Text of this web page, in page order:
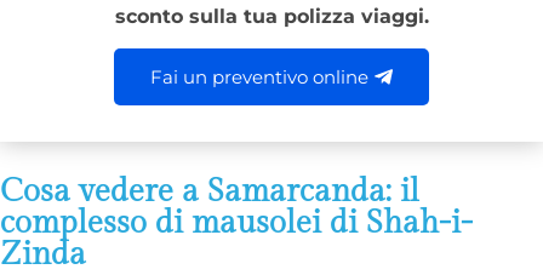
sconto sulla tua polizza viaggi.
Fai un preventivo online
Cosa vedere a Samarcanda: il
complesso di mausolei di Shah-i-
Zinda